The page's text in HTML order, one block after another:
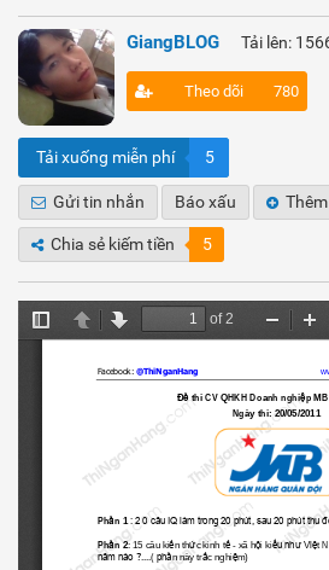
GiangBLOG Tải lên:
Theo dõi 780
Tải xuống miễn phí 5
Gửi tin nhắn Báo xấu
Chia sẻ kiếm tiền 5